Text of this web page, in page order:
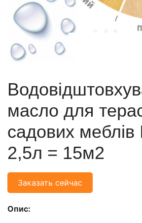
масло для
садових меблів
2,5л = 15м2
Заказать сейчас
Опис: